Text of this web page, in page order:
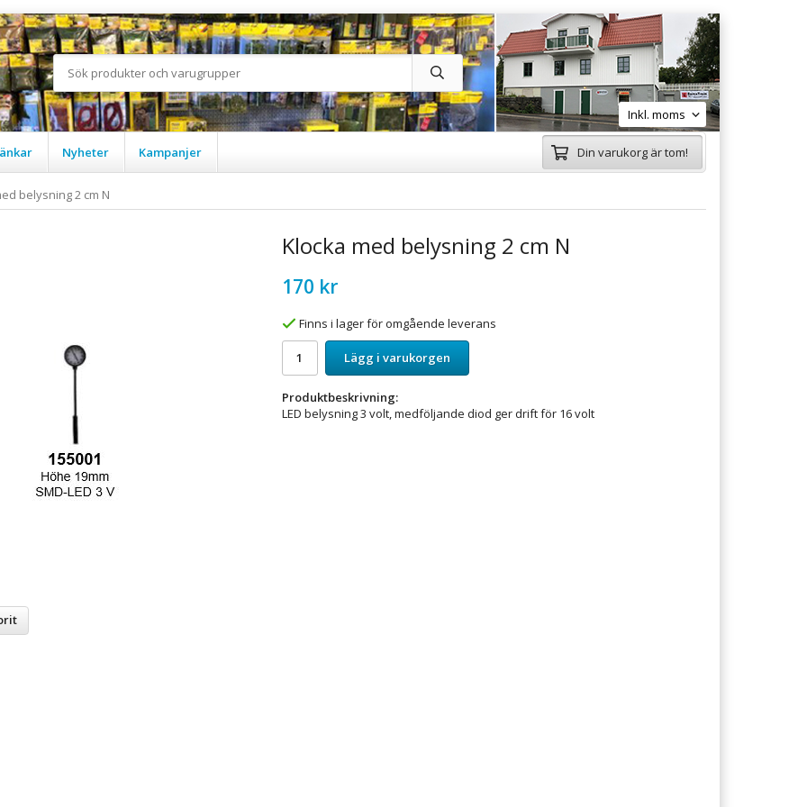
Nyheter Kampanjer Din varukorg är tom!
belysning 2 cm N
Klocka med belysning 2 cm N
170 kr
Finns i lager för omgående leverans
Lägg i varukorgen
Produktbeskrivning:
LED belysning 3 volt, medföljande diod ger drift för 16 volt